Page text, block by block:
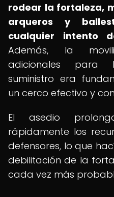
rodear la fortaleza,
arqueros y
cualquier intento
Además, la
adicionales para
suministro era
un cerco efectivo y
El asedio
rápidamente los
defensores, lo que
debilitación de la
cada vez más